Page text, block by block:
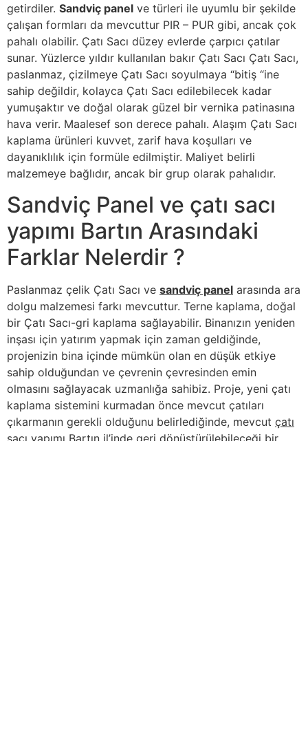
getirdiler. Sandviç panel ve türleri ile uyumlu bir şekilde
çalışan formları da mevcuttur PIR – PUR gibi, ancak çok
pahalı olabilir. Çatı Sacı düzey evlerde çarpıcı çatılar
sunar. Yüzlerce yıldır kullanılan bakır Çatı Sacı Çatı Sacı,
paslanmaz, çizilmeye Çatı Sacı soyulmaya “bitiş “ine
sahip değildir, kolayca Çatı Sacı edilebilecek kadar
yumuşaktır ve doğal olarak güzel bir vernika patinasına
hava verir. Maalesef son derece pahalı. Alaşım Çatı Sacı
kaplama ürünleri kuvvet, zarif hava koşulları ve
dayanıklılık için formüle edilmiştir. Maliyet belirli
malzemeye bağlıdır, ancak bir grup olarak pahalıdır.
Sandviç Panel ve çatı sacı
yapımı Bartın Arasındaki
Farklar Nelerdir ?
Paslanmaz çelik Çatı Sacı ve sandviç panel arasında ara
dolgu malzemesi farkı mevcuttur. Terne kaplama, doğal
bir Çatı Sacı-gri kaplama sağlayabilir. Binanızın yeniden
inşası için yatırım yapmak için zaman geldiğinde,
projenizin bina içinde mümkün olan en düşük etkiye
sahip olduğundan ve çevrenin çevresinden emin
olmasını sağlayacak uzmanlığa sahibiz. Proje, yeni çatı
kaplama sistemini kurmadan önce mevcut çatıları
çıkarmanın gerekli olduğunu belirlediğinde, mevcut çatı
sacı yapımı Bartın il’inde geri dönüştürülebileceği bir